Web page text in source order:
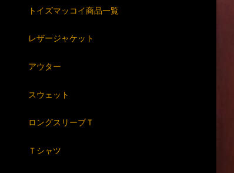
トイズマッコイ商品一覧
レザージャケット
アウター
スウェット
ロングスリーブＴ
Ｔシャツ